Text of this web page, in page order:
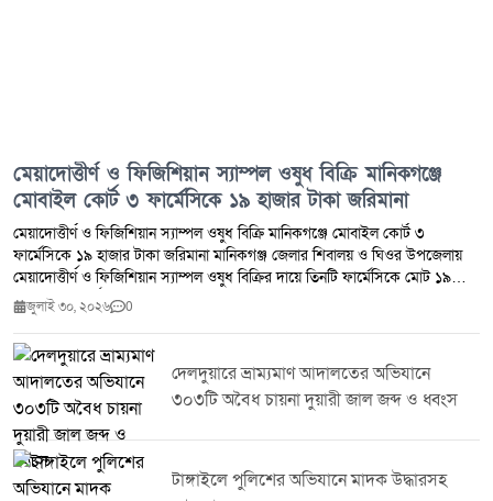
মেয়াদোত্তীর্ণ ও ফিজিশিয়ান স্যাম্পল ওষুধ বিক্রি মানিকগঞ্জে
মোবাইল কোর্ট ৩ ফার্মেসিকে ১৯ হাজার টাকা জরিমানা
মেয়াদোত্তীর্ণ ও ফিজিশিয়ান স্যাম্পল ওষুধ বিক্রি মানিকগঞ্জে মোবাইল কোর্ট ৩
ফার্মেসিকে ১৯ হাজার টাকা জরিমানা মানিকগঞ্জ জেলার শিবালয় ও ঘিওর উপজেলায়
মেয়াদোত্তীর্ণ ও ফিজিশিয়ান স্যাম্পল ওষুধ বিক্রির দায়ে তিনটি ফার্মেসিকে মোট ১৯
হাজার টাকা অর্থদণ্ড প্রদান করেছে ভ্রাম্যমাণ আদালত।মঙ্গলবার (২৮ জুলাই ২০২৬)
ঔষধ প্রশাসন জেলা কার্যালয় মানিকগঞ্জ এবং জেলা প্রশাসন মানিকগঞ্জের সমন্বয়ে
শিবালয় ও ঘিওর উপজেলার মোট পাঁচটি ফার্মেসিতে মোবাইল কোর্ট পরিচালিত হয়।
অভিযান চলাকালে মেয়াদোত্তীর্ণ ওষুধ সংরক্ষণ ও বিক্রি এবং ফিজিশিয়ান স্যাম্পল বিক্রির
প্রমাণ পাওয়ায় ঔষধ ও কসমেটিক আইন ২০২৩-এর ৪০(খ) ও ৪০(গ) ধারায় তিনটি
ফার্মেসিকে সর্বমোট ১৯,০০০ (উনিশ হাজার) টাকা অর্থদণ্ড করা হয়।সংশ্লিষ্ট কর্তৃপক্ষ
জানিয়েছে, জনস্বাস্থ্য সুরক্ষা এবং নিরাপদ ওষুধ সরবরাহ নিশ্চিত করতে এ ধরনের
অভিযান ভবিষ্যতেও নিয়মিতভাবে অব্যাহত থাকবে।
জুলাই ৩০, ২০২৬ 0
দেলদুয়ারে ভ্রাম্যমাণ আদালতের অভিযানে
৩০৩টি অবৈধ চায়না দুয়ারী জাল জব্দ ও ধ্বংস
টাঙ্গাইলে পুলিশের অভিযানে মাদক উদ্ধারসহ